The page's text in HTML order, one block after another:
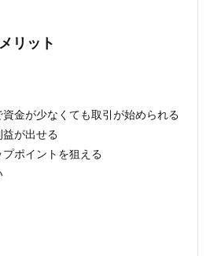
リット
資金が少なくても取引が始められる
益が出せる
プポイントを狙える